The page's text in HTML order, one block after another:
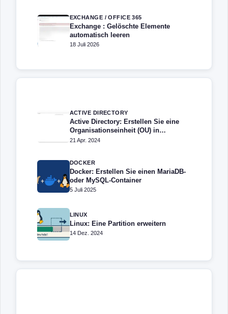
EXCHANGE / OFFICE 365
Exchange : Gelöschte Elemente
automatisch leeren
18 Juli 2026
ACTIVE DIRECTORY
Active Directory: Erstellen Sie eine
Organisationseinheit (OU) in
PowerShell
21 Apr. 2024
DOCKER
Docker: Erstellen Sie einen MariaDB-
oder MySQL-Container
5 Juli 2025
LINUX
Linux: Eine Partition erweitern
14 Dez. 2024